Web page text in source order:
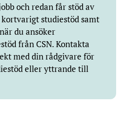
och redan får stöd av
kortvarigt studiestöd samt
du ansöker
från CSN. Kontakta
med din rådgivare för
eller yttrande till